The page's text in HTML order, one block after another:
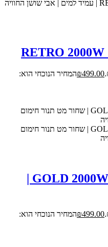
₪499.00
המחיר הנוכחי הוא:
₪499.00
המחיר הנוכחי הוא: